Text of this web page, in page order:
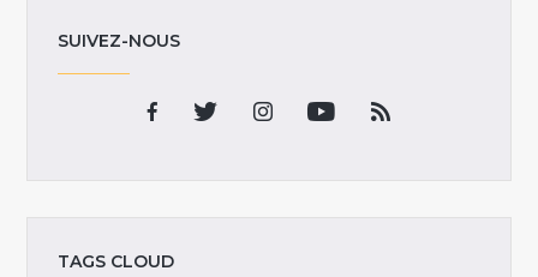
SUIVEZ-NOUS
TAGS CLOUD